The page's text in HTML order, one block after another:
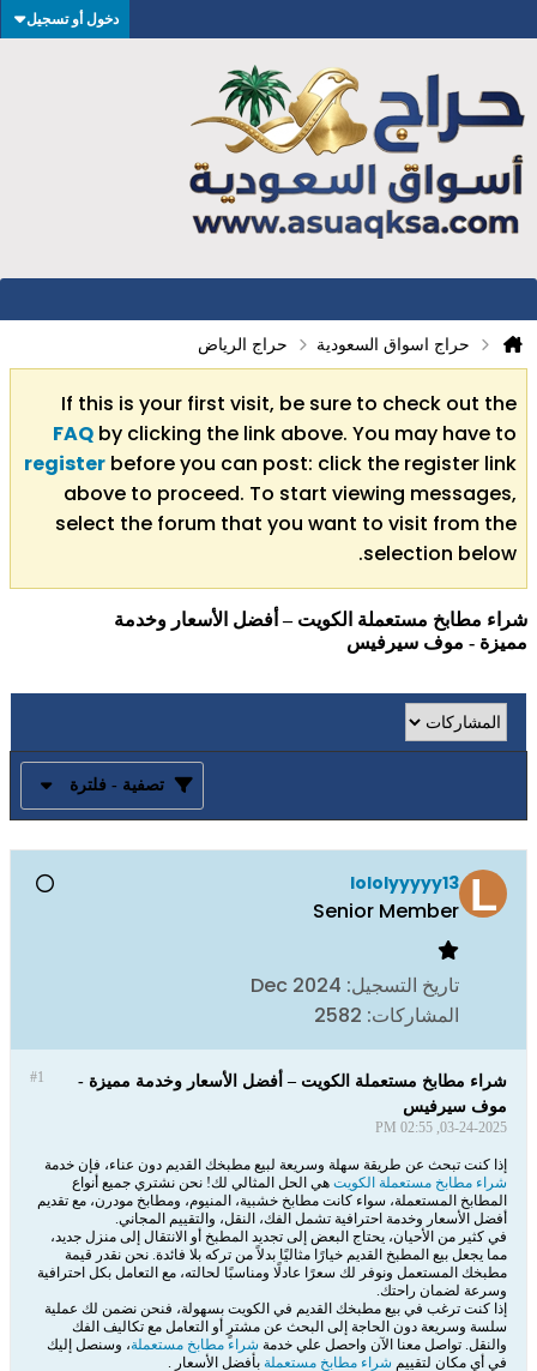
دخول أو تسجيل
حراج اسواق السعودية حراج الرياض
If this is your first visit, be sure to check out the
FAQ by clicking the link above. You may have to
register before you can post: click the register link
above to proceed. To start viewing messages,
select the forum that you want to visit from the
selection below.
شراء مطابخ مستعملة الكويت – أفضل الأسعار وخدمة
مميزة - موف سيرفيس
تصفية - فلترة
lololyyyyy13
Senior Member
تاريخ التسجيل: Dec 2024
المشاركات: 2582
#1
شراء مطابخ مستعملة الكويت – أفضل الأسعار وخدمة مميزة -
موف سيرفيس
03-24-2025, 02:55 PM
إذا كنت تبحث عن طريقة سهلة وسريعة لبيع مطبخك القديم دون عناء، فإن خدمة
شراء مطابخ مستعملة الكويت هي الحل المثالي لك! نحن نشتري جميع أنواع
المطابخ المستعملة، سواء كانت مطابخ خشبية، المنيوم، ومطابخ مودرن، مع تقديم
أفضل الأسعار وخدمة احترافية تشمل الفك، النقل، والتقييم المجاني.
في كثير من الأحيان، يحتاج البعض إلى تجديد المطبخ أو الانتقال إلى منزل جديد،
مما يجعل بيع المطبخ القديم خيارًا مثاليًا بدلاً من تركه بلا فائدة. نحن نقدر قيمة
مطبخك المستعمل ونوفر لك سعرًا عادلًا ومناسبًا لحالته، مع التعامل بكل احترافية
وسرعة لضمان راحتك.
إذا كنت ترغب في بيع مطبخك القديم في الكويت بسهولة، فنحن نضمن لك عملية
سلسة وسريعة دون الحاجة إلى البحث عن مشترٍ أو التعامل مع تكاليف الفك
والنقل. تواصل معنا الآن واحصل علي خدمة شراء مطابخ مستعملة، وسنصل إليك
في أي مكان لتقييم شراء مطابخ مستعملة بأفضل الأسعار .